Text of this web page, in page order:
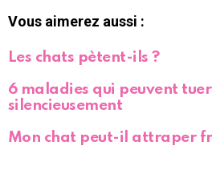
Vous aimerez aussi :
Les chats pètent-ils ?
6 maladies qui peuvent
silencieusement
Mon chat peut-il attraper